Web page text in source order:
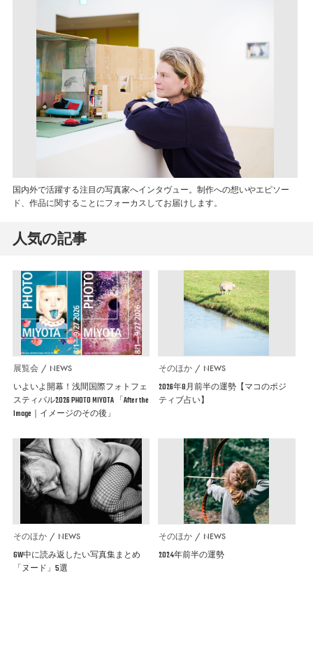
国内外で活躍する注目の写真家へインタヴュー。制作への想いやエピソー
ド、作品に関することにフォーカスしてお届けします。
人気の記事
展覧会 NEWS
いよいよ開幕！浅間国際フォトフェ
スティバル2026 PHOTO MIYOTA 「After the
Image｜イメージのその後」
そのほか NEWS
2026年8月前半の運勢【マコのポジ
ティブ占い】
そのほか NEWS
GW中に読み返したい写真集まとめ
「ヌード」5選
そのほか NEWS
2024年前半の運勢